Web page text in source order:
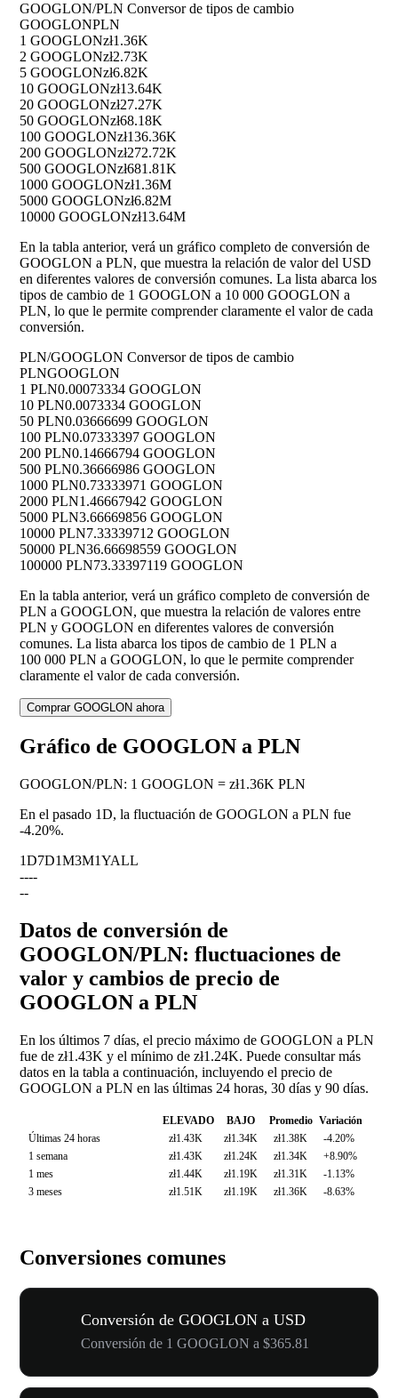
GOOGLON/PLN Conversor de tipos de cambio
GOOGLONPLN
1 GOOGLONzł1.36K
2 GOOGLONzł2.73K
5 GOOGLONzł6.82K
10 GOOGLONzł13.64K
20 GOOGLONzł27.27K
50 GOOGLONzł68.18K
100 GOOGLONzł136.36K
200 GOOGLONzł272.72K
500 GOOGLONzł681.81K
1000 GOOGLONzł1.36M
5000 GOOGLONzł6.82M
10000 GOOGLONzł13.64M
En la tabla anterior, verá un gráfico completo de conversión de
GOOGLON a PLN, que muestra la relación de valor del USD
en diferentes valores de conversión comunes. La lista abarca los
tipos de cambio de 1 GOOGLON a 10 000 GOOGLON a
PLN, lo que le permite comprender claramente el valor de cada
conversión.
PLN/GOOGLON Conversor de tipos de cambio
PLNGOOGLON
1 PLN0.00073334 GOOGLON
10 PLN0.0073334 GOOGLON
50 PLN0.03666699 GOOGLON
100 PLN0.07333397 GOOGLON
200 PLN0.14666794 GOOGLON
500 PLN0.36666986 GOOGLON
1000 PLN0.73333971 GOOGLON
2000 PLN1.46667942 GOOGLON
5000 PLN3.66669856 GOOGLON
10000 PLN7.33339712 GOOGLON
50000 PLN36.66698559 GOOGLON
100000 PLN73.33397119 GOOGLON
En la tabla anterior, verá un gráfico completo de conversión de
PLN a GOOGLON, que muestra la relación de valores entre
PLN y GOOGLON en diferentes valores de conversión
comunes. La lista abarca los tipos de cambio de 1 PLN a
100 000 PLN a GOOGLON, lo que le permite comprender
claramente el valor de cada conversión.
Comprar GOOGLON ahora
Gráfico de GOOGLON a PLN
GOOGLON/PLN: 1 GOOGLON = zł1.36K PLN
En el pasado 1D, la fluctuación de GOOGLON a PLN fue
-4.20%.
1D7D1M3M1YALL
----
--
Datos de conversión de
GOOGLON/PLN: fluctuaciones de
valor y cambios de precio de
GOOGLON a PLN
En los últimos 7 días, el precio máximo de GOOGLON a PLN
fue de zł1.43K y el mínimo de zł1.24K. Puede consultar más
datos en la tabla a continuación, incluyendo el precio de
GOOGLON a PLN en las últimas 24 horas, 30 días y 90 días.
ELEVADO BAJO Promedio Variación
Últimas 24 horas
zł1.43K zł1.34K zł1.38K
-4.20%
1 semana
zł1.43K zł1.24K zł1.34K
+8.90%
1 mes
zł1.44K zł1.19K zł1.31K
-1.13%
3 meses
zł1.51K zł1.19K zł1.36K -8.63%
Conversiones comunes
Conversión de GOOGLON a USD
Conversión de 1 GOOGLON a $365.81